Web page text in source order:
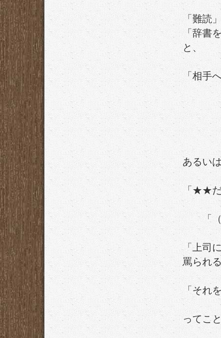
「難読
「辞書
と、
「相手
「そ
「
あるい
「★★だ
「（仮
「上司
罵られ
「それ
ってこ